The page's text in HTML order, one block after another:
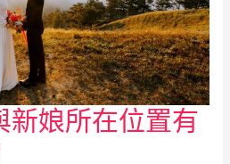
新娘所在位置有